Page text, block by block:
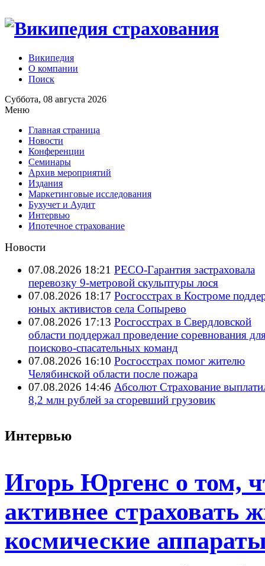
Википедия
О компании
Поиск
Суббота, 08 августа 2026
Меню
Главная страница
Новости
Конференции
Семинары
Архив мероприятий
Издания
Маркетинговые исследования
Бухучет и Аудит
Интервью
Ипотечное страхование
Новости
07.08.2026 18:21 РЕСО-Гарантия застраховала
перевозку 9-метровой скульптуры лося
07.08.2026 18:17 Росгосстрах в Костроме
юных активистов села Сопырево
07.08.2026 17:13 Росгосстрах в Свердловской
области поддержал проведение соревнования
поисково‑спасательных команд
07.08.2026 16:10 Росгосстрах помог жителю
Челябинской области после пожара
07.08.2026 14:46 Абсолют Страхование
8,2 млн рублей за сгоревший грузовик
Интервью
Игорь Юргенс о том,
активнее страховать
космические